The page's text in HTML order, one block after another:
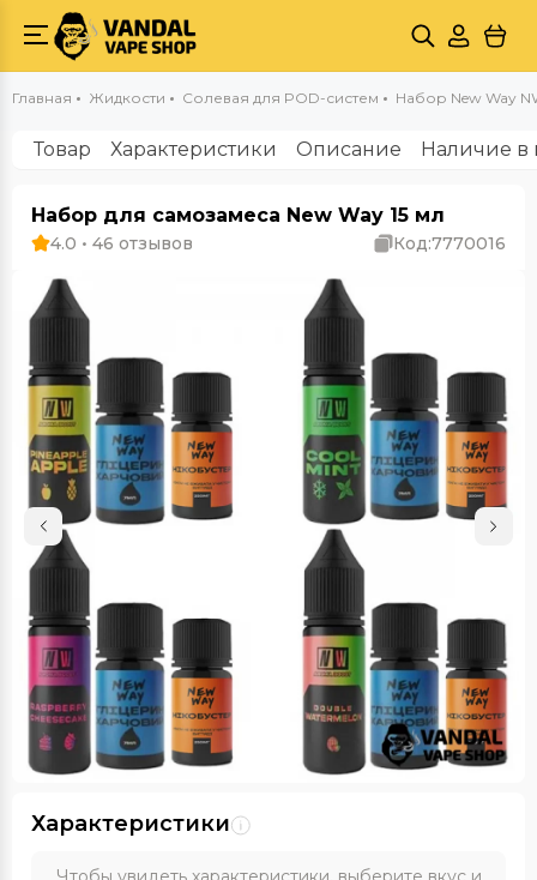
Главная Жидкости Солевая для POD-систем Набор New Way
Товар Характеристики Описание Наличие в
Набор для самозамеса New Way 15 мл
4.0 • 46 отзывов Код:7770016
Характеристики